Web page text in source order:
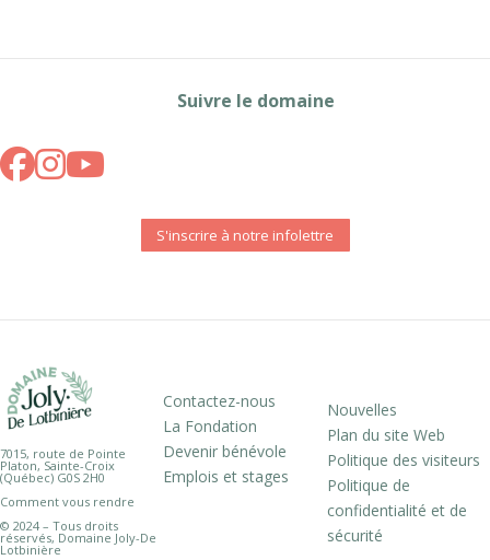
Suivre le domaine
S'inscrire à notre infolettre
7015, route de Pointe
Platon, Sainte-Croix
(Québec) G0S 2H0
Comment vous rendre
© 2024 – Tous droits
réservés, Domaine Joly-De
Lotbinière
Contactez-nous
La Fondation
Devenir bénévole
Emplois et stages
Nouvelles
Plan du site Web
Politique des visiteurs
Politique de
confidentialité et de
sécurité